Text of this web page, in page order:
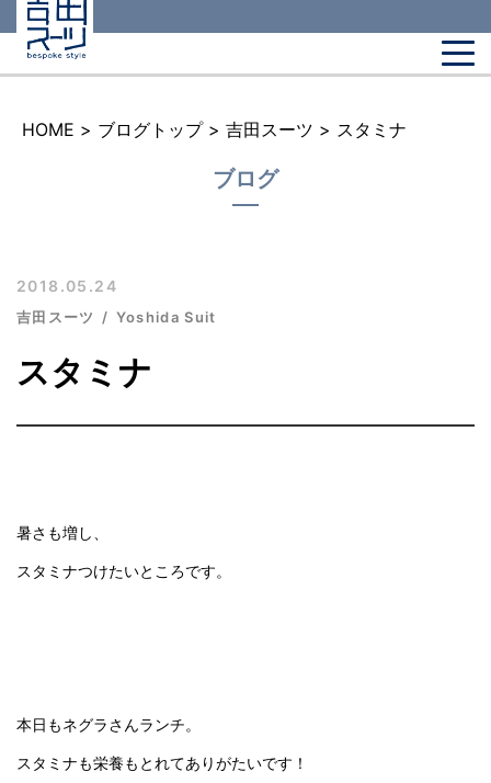
HOME > ブログトップ > 吉田スーツ > スタミナ
ブログ
2018.05.24
吉田スーツ Yoshida Suit
スタミナ
暑さも増し、
スタミナつけたいところです。
本日もネグラさんランチ。
スタミナも栄養もとれてありがたいです！